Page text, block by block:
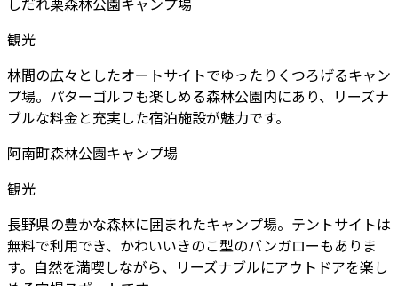
観光
林間の広々としたオートサイトでゆったりくつろげるキャン
プ場。パターゴルフも楽しめる森林公園内にあり、リーズナ
ブルな料金と充実した宿泊施設が魅力です。
阿南町森林公園キャンプ場
観光
長野県の豊かな森林に囲まれたキャンプ場。テントサイトは
無料で利用でき、かわいいきのこ型のバンガローもありま
す。自然を満喫しながら、リーズナブルにアウトドアを楽し